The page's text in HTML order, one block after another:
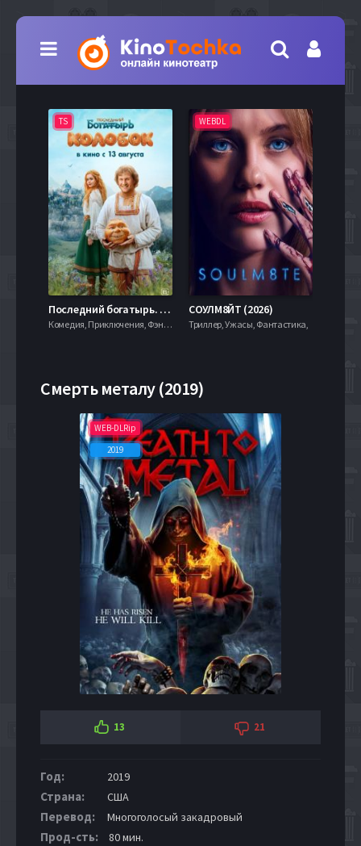
TS
Последний богатырь. Колобок (2026)
Комедия, Приключения, Фэнтези,
WEBDL
СОУЛМ8ЙТ (2026)
Триллер, Ужасы, Фантастика,
Смерть металу (2019)
WEB-DLRip
2019
13 21
Год: 2019
Страна: США
Перевод: Многоголосый закадровый
Прод-сть: 80 мин.